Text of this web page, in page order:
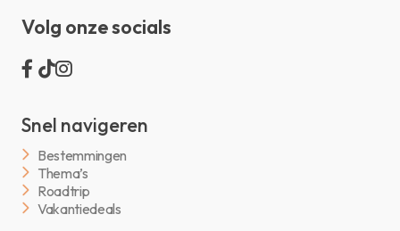
Volg onze socials
Snel navigeren
Bestemmingen
Thema’s
Roadtrip
Vakantiedeals